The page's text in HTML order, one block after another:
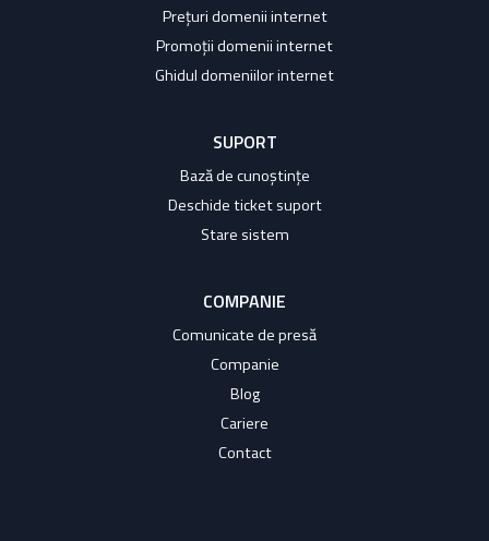
Prețuri domenii internet
Promoții domenii internet
Ghidul domeniilor internet
SUPORT
Bază de cunoștințe
Deschide ticket suport
Stare sistem
COMPANIE
Comunicate de presă
Companie
Blog
Cariere
Contact